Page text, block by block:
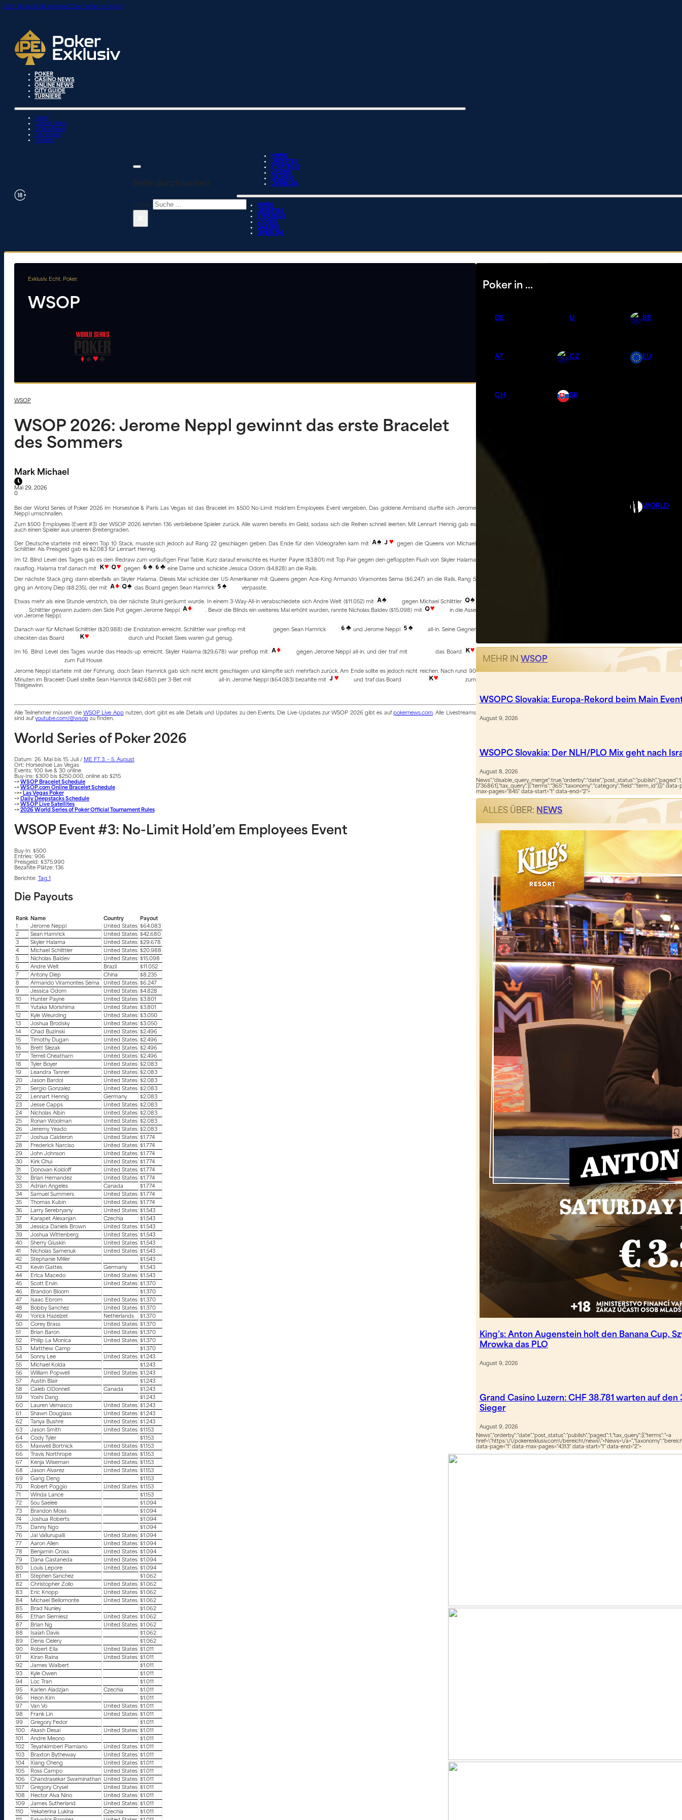
Zum Hauptinhalt springenZum Footer springen
POKER
CASINO NEWS
ONLINE NEWS
CITY GUIDE
TURNIERE
Poker
Casino News
Online News
City Guide
Turniere
Seite durchsuchen
NEWS
LIFESTYLE
STRATEGIE
VIDEOS
GALERIE
LIVEBLOG
NEWS
LIFESTYLE
STRATEGIE
VIDEOS
GALERIE
LIVEBLOG
Exklusiv. Echt. Poker.
WSOP
WSOP
WSOP 2026: Jerome Neppl gewinnt das erste Bracelet
des Sommers
Mark Michael
Mai 29, 2026
0
Bei der World Series of Poker 2026 im Horseshoe & Paris Las Vegas ist das Bracelet im $500 No-Limit Hold’em Employees Event vergeben. Das goldene Armband durfte sich Jerome
Neppl umschnallen.
Zum $500 Employees (Event #3) der WSOP 2026 kehrten 136 verbliebene Spieler zurück. Alle waren bereits im Geld, sodass sich die Reihen schnell leerten. Mit Lennart Hennig gab es
auch einen Spieler aus unseren Breitengraden.
Der Deutsche startete mit einem Top 10 Stack, musste sich jedoch auf Rang 22 geschlagen geben. Das Ende für den Videografen kam mit
gegen die Queens von Michael
Schlittler. Als Preisgeld gab es $2.083 für Lennart Hennig.
Im 12. Blind Level des Tages gab es den Redraw zum vorläufigen Final Table. Kurz darauf erwischte es Hunter Payne ($3.801) mit Top Pair gegen den gefloppten Flush von Skyler Halama
rausflog. Halama traf danach mit
gegen
eine Dame und schickte Jessica Odom ($4.828) an die Rails.
Der nächste Stack ging dann ebenfalls an Skyler Halama. Dieses Mal schickte der US-Amerikaner mit Queens gegen Ace-King Armando Viramontes Serna ($6.247) an die Rails. Rang 5
ging an Antony Diep ($8.235), der mit
das Board gegen Sean Hamrick verpasste.
Etwas mehr als eine Stunde verstrich, bis der nächste Stuhl geräumt wurde. In einem 3-Way-All-in verabschiedete sich Andre Welt ($11.052) mit
gegen Michael Schlittler
. Schlittler gewann zudem den Side Pot gegen Jerome Neppl
. Bevor die Blinds ein weiteres Mal erhöht wurden, rannte Nicholas Baldev ($15.098) mit
in die Asse
von Jerome Neppl.
Danach war für Michael Schlittler ($20.988) die Endstation erreicht. Schlittler war preflop mit gegen Sean Hamrick und Jerome Neppl
all-in. Seine Gegner
checkten das Board
durch und Pocket Sixes waren gut genug.
Im 16. Blind Level des Tages wurde das Heads-up erreicht. Skyler Halama ($29.678) war preflop mit gegen Jerome Neppl all-in, und der traf mit
das Board
zum Full House.
Jerome Neppl startete mit der Führung, doch Sean Hamrick gab sich nicht leicht geschlagen und kämpfte sich mehrfach zurück. Am Ende sollte es jedoch nicht reichen. Nach rund 90
Minuten im Bracelet-Duell stellte Sean Hamrick ($42.680) per 3-Bet mit
all-in. Jerome Neppl ($64.083) bezahlte mit und traf das Board
zum
Titelgewinn.
Alle Teilnehmer müssen die WSOP Live Appnutzen, dort gibt es alle Details und Updates zu den Events. Die Live-Updates zur WSOP 2026 gibt es aufpokernews.com. Alle Livestreams
sind aufyoutube.com/@wsopzu finden.
World Series of Poker 2026
Datum: 26. Mai bis 15. Juli / ME FT 3. – 5. August
Ort: Horseshoe Las Vegas
Events: 100 live & 30 online
Buy-Ins: $300 bis $250.000, online ab $215
–>WSOP Bracelet Schedule
–>WSOP.com Online Bracelet Schedule
–>> Las Vegas Poker
–> Daily Deepstacks Schedule
–>WSOP Live Satellites
–>2026 World Series of Poker Official Tournament Rules
WSOP Event #3: No-Limit Hold’em Employees Event
Buy-In: $500
Entries: 906
Preisgeld: $375.990
Bezahlte Plätze: 136
Berichte:
Tag 1
Die Payouts
Rank Name Country
Payout
1
Jerome Neppl United States $64.083
2
Sean Hamrick United States $42.680
3
Skyler Halama United States $29.678
4
Michael Schlittler United States $20.988
5
Nicholas Baldev United States $15.098
6
Andre Welt Brazil
$11.052
7
Antony Diep China
$8.235
8
Armando Viramontes Serna United States $6.247
9
Jessica Odom United States $4.828
10
Hunter Payne United States $3.801
11
Yutaka Morishima United States $3.801
12
Kyle Weurding United States $3.050
13
Joshua Brodsky United States $3.050
14
Chad Buzinski United States $2.496
15
Timothy Dugan United States $2.496
16
Brett Slezak United States $2.496
17
Terrell Cheatham United States $2.496
18
Tyler Boyer United States $2.083
19
Leandra Tanner United States $2.083
20
Jason Bardol United States $2.083
21
Sergio Gonzalez United States $2.083
22
Lennart Hennig Germany
$2.083
23
Jesse Capps United States $2.083
24
Nicholas Albin United States $2.083
25
Ronan Woolman United States $2.083
26
Jeremy Yeado United States $2.083
27
Joshua Calderon United States $1.774
28
Frederick Narciso United States $1.774
29
John Johnson United States $1.774
30
Kirk Chui United States $1.774
31
Donovan Koldoff United States $1.774
32
Brian Hernandez United States $1.774
33
Adrian Angeles Canada
$1.774
34
Samuel Summers United States $1.774
35
Thomas Kubin United States $1.774
36
Larry Serebryany United States $1.543
37
Karapet Alexanjan Czechia
$1.543
38
Jessica Daniels Brown United States $1.543
39
Joshua Wittenberg United States $1.543
40
Sherry Gluskin United States $1.543
41
Nicholas Samenuk United States $1.543
42
Stephanie Miller
$1.543
43
Kevin Gattes Germany
$1.543
44
Erica Macedo United States $1.543
45
Scott Ervin United States $1.370
46
Brandon Bloom
$1.370
47
Isaac Ebrom United States $1.370
48
Bobby Sanchez United States $1.370
49
Yorick Hazelzet Netherlands
$1.370
50
Corey Brass United States $1.370
51
Brian Baron United States $1.370
52
Philip La Monica United States $1.370
53
Matthew Camp
$1.370
54
Sonny Lee United States $1.243
55
Michael Kolda
$1.243
56
William Popwell United States $1.243
57
Austin Blair
$1.243
58
Caleb ODonnell Canada
$1.243
59
Yoshi Dang
$1.243
60
Lauren Vernasco United States $1.243
61
Shawn Douglass United States $1.243
62
Tanya Bushre United States $1.243
63
Jason Smith United States $1.153
64
Cody Tyler
$1.153
65
Maxwell Bortnick United States $1.153
66
Travis Northrope United States $1.153
67
Kenja Wiseman United States $1.153
68
Jason Alvarez United States $1.153
69
Gang Deng
$1.153
70
Robert Poggio United States $1.153
71
Winda Lance
$1.153
72
Sou Saelee
$1.094
73
Brandon Moss
$1.094
74
Joshua Roberts
$1.094
75
Danny Ngo
$1.094
76
Jai Vallurupalli United States $1.094
77
Aaron Allen United States $1.094
78
Benjamin Cross United States $1.094
79
Dana Castaneda United States $1.094
80
Louis Lepore United States $1.094
81
Stephen Sanchez
$1.062
82
Christopher Zollo United States $1.062
83
Eric Knopp United States $1.062
84
Michael Bellomonte United States $1.062
85
Brad Nunley
$1.062
86
Ethan Siemiesz United States $1.062
87
Brian Ng United States $1.062
88
Isaiah Davis
$1.062
89
Denis Celery
$1.062
90
Robert Ella United States $1.011
91
Kiran Raina United States $1.011
92
James Walbert
$1.011
93
Kyle Owen
$1.011
94
Loc Tran
$1.011
95
Karlen Aladzjan Czechia
$1.011
96
Heon Kim
$1.011
97
Van Vo United States $1.011
98
Frank Lin United States $1.011
99
Gregory Fedor
$1.011
100
Akash Desai United States $1.011
101
Andre Meono
$1.011
102
Teyahkimberl Plamiano United States $1.011
103
Braxton Bytheway United States $1.011
104
Xiang Cheng United States $1.011
105
Ross Campo United States $1.011
106
Chandrasekar Swaminathan United States $1.011
107
Gregory Crysel United States $1.011
108
Hector Alva Nino United States $1.011
109
James Sutherland United States $1.011
110
Yekaterina Lukina Czechia
$1.011
Poker in …
DE
AT
CH
LI
CZ
SK
BE
EU
WORLD
MEHR IN WSOP
WSOPC Slovakia: Europa-Rekord beim Main
August 9, 2026
WSOPC Slovakia: Der NLH/PLO Mix geht nach
August 8, 2026
[736861],"tax_query":[{"terms":"365","taxonomy":"category","field":"term_id"}]}" data-
max-pages="845" data-start="1" data-end="2">
ALLES ÜBER: NEWS
King’s: Anton Augenstein holt den Banana Cup,
Mrowka das PLO
August 9, 2026
Grand Casino Luzern: CHF 38.781 warten auf den
Sieger
August 9, 2026
News","orderby":"date","post_status":"publish","paged":1,"tax_query":[{"terms":"<a
href=\"https:\/\/pokerexklusiv.com\/bereich\/news\">News<\/
data-page="1" data-max-pages="4313" data-start="1" data-end="2">